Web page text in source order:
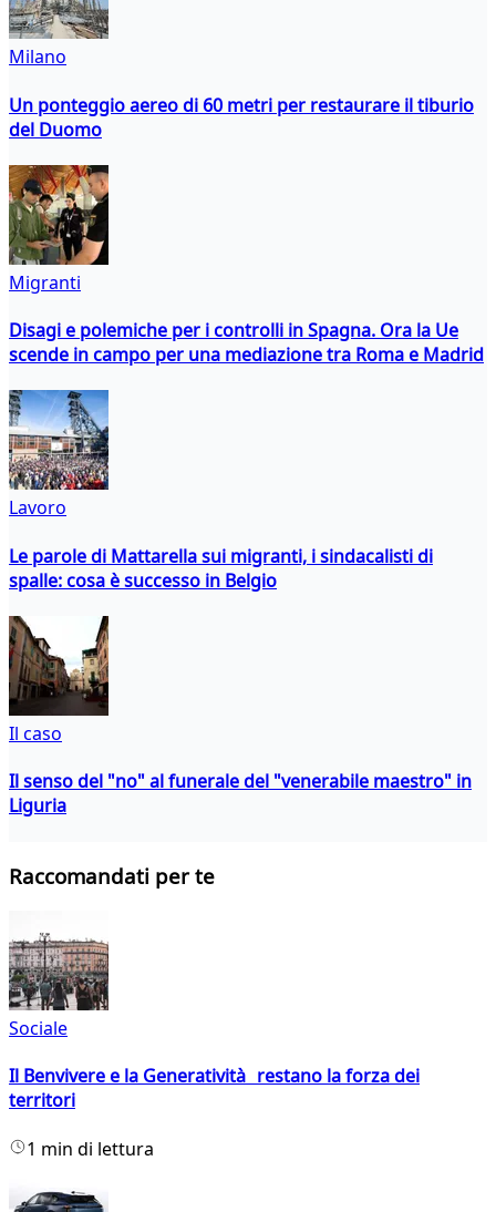
Milano
Un ponteggio aereo di 60 metri per restaurare il tiburio
del Duomo
Migranti
Disagi e polemiche per i controlli in Spagna. Ora la Ue
scende in campo per una mediazione tra Roma e Madrid
Lavoro
Le parole di Mattarella sui migranti, i sindacalisti di
spalle: cosa è successo in Belgio
Il caso
Il senso del "no" al funerale del "venerabile maestro" in
Liguria
Raccomandati per te
Sociale
Il Benvivere e la Generatività restano la forza dei
territori
1 min di lettura